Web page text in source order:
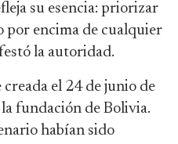
su esencia: priorizar
encima de cualquier
la autoridad.
el 24 de junio de
fundación de Bolivia.
habían sido